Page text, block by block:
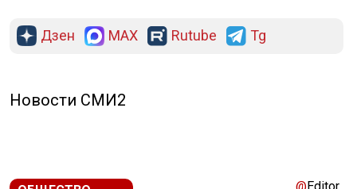
Дзен MAX Rutube Tg
Новости СМИ2